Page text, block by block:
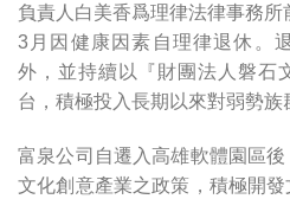
負責人白美香爲理律法律事務
3月因健康因素自理律退休。
外，並持續以『財團法人磐石
台，積極投入長期以來對弱勢族
富泉公司自遷入高雄軟體園區
文化創意產業之政策，積極開